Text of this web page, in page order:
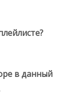
в данный